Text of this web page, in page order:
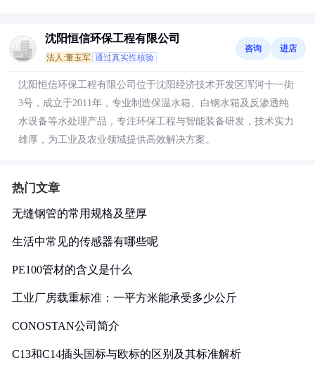
沈阳恒信环保工程有限公司
法人:董玉军 通过真实性核验
咨询 进店
沈阳恒信环保工程有限公司位于沈阳经济技术开发区浑河十一街
3号，成立于2011年，专业制造保温水箱、白钢水箱及反渗透纯
水设备等水处理产品，专注环保工程与智能装备研发，技术实力
雄厚，为工业及农业领域提供高效解决方案。
热门文章
无缝钢管的常用规格及壁厚
生活中常见的传感器有哪些呢
PE100管材的含义是什么
工业厂房载重标准：一平方米能承受多少公斤
CONOSTAN公司简介
C13和C14插头国标与欧标的区别及其标准解析